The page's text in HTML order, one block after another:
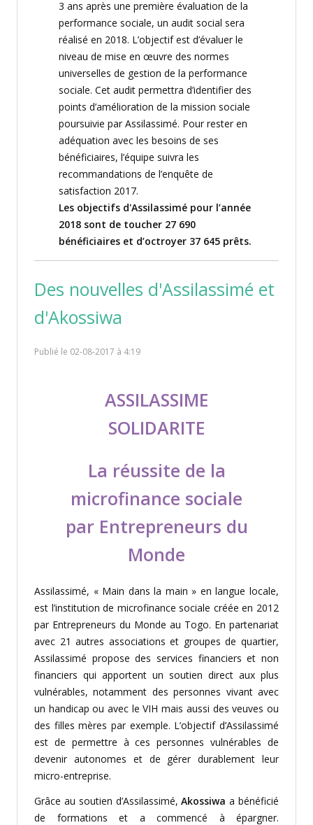
3 ans après une première évaluation de la
performance sociale, un audit social sera
réalisé en 2018. L’objectif est d’évaluer le
niveau de mise en œuvre des normes
universelles de gestion de la performance
sociale. Cet audit permettra d’identifier des
points d’amélioration de la mission sociale
poursuivie par Assilassimé. Pour rester en
adéquation avec les besoins de ses
bénéficiaires, l’équipe suivra les
recommandations de l’enquête de
satisfaction 2017.
Les objectifs d'Assilassimé pour l’année
2018 sont de toucher 27 690
bénéficiaires et d’octroyer 37 645 prêts.
Des nouvelles d'Assilassimé et
d'Akossiwa
Publié le 02-08-2017 à 4:19
ASSILASSIME
SOLIDARITE
La réussite de la
microfinance sociale
par Entrepreneurs du
Monde
Assilassimé, « Main dans la main » en langue locale,
est l’institution de microfinance sociale créée en 2012
par Entrepreneurs du Monde au Togo. En partenariat
avec 21 autres associations et groupes de quartier,
Assilassimé propose des services financiers et non
financiers qui apportent un soutien direct aux plus
vulnérables, notamment des personnes vivant avec
un handicap ou avec le VIH mais aussi des veuves ou
des filles mères par exemple. L’objectif d’Assilassimé
est de permettre à ces personnes vulnérables de
devenir autonomes et de gérer durablement leur
micro-entreprise.
Grâce au soutien d’Assilassimé,Akossiwa a bénéficié
de formations et a commencé à épargner.